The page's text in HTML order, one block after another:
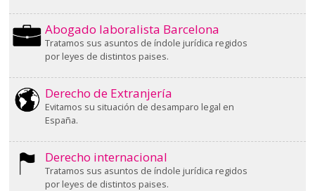
Abogado laboralista Barcelona
Tratamos sus asuntos de índole jurídica regidos
por leyes de distintos paises.
Derecho de Extranjería
Evitamos su situación de desamparo legal en
España.
Derecho internacional
Tratamos sus asuntos de índole jurídica regidos
por leyes de distintos paises.